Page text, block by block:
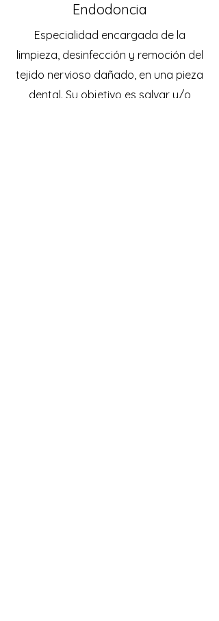
Endodoncia
Especialidad encargada de la
limpieza, desinfección y remoción del
tejido nervioso dañado, en una pieza
dental. Su objetivo es salvar y/o